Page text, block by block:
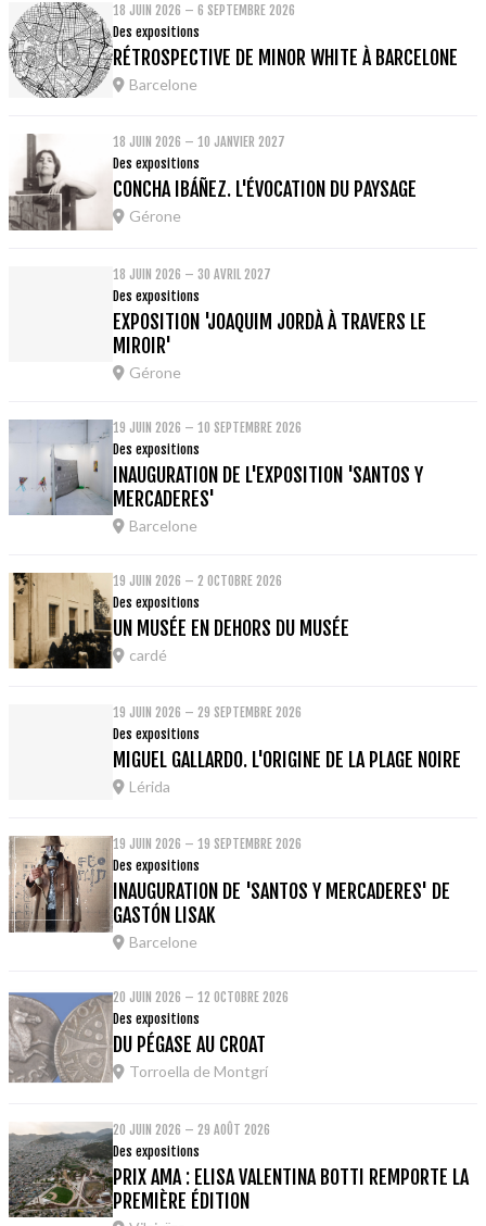
18 JUIN 2026 – 6 SEPTEMBRE 2026
Des expositions
RÉTROSPECTIVE DE MINOR WHITE À BARCELONE
Barcelone
18 JUIN 2026 – 10 JANVIER 2027
Des expositions
CONCHA IBÁÑEZ. L'ÉVOCATION DU PAYSAGE
Gérone
18 JUIN 2026 – 30 AVRIL 2027
Des expositions
EXPOSITION 'JOAQUIM JORDÀ À TRAVERS LE
MIROIR'
Gérone
19 JUIN 2026 – 10 SEPTEMBRE 2026
Des expositions
INAUGURATION DE L'EXPOSITION 'SANTOS Y
MERCADERES'
Barcelone
19 JUIN 2026 – 2 OCTOBRE 2026
Des expositions
UN MUSÉE EN DEHORS DU MUSÉE
cardé
19 JUIN 2026 – 29 SEPTEMBRE 2026
Des expositions
MIGUEL GALLARDO. L'ORIGINE DE LA PLAGE NOIRE
Lérida
19 JUIN 2026 – 19 SEPTEMBRE 2026
Des expositions
INAUGURATION DE 'SANTOS Y MERCADERES' DE
GASTÓN LISAK
Barcelone
20 JUIN 2026 – 12 OCTOBRE 2026
Des expositions
DU PÉGASE AU CROAT
Torroella de Montgrí
20 JUIN 2026 – 29 AOÛT 2026
Des expositions
PRIX AMA : ELISA VALENTINA BOTTI REMPORTE LA
PREMIÈRE ÉDITION